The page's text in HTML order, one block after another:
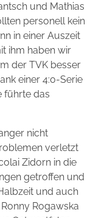
und Mathias
personell kein
in einer Auszeit
ihm haben wir
der TVK besser
einer 4:0-Serie
führte das
nicht
verletzt
Zidorn in die
getroffen und
und auch
Rogawska